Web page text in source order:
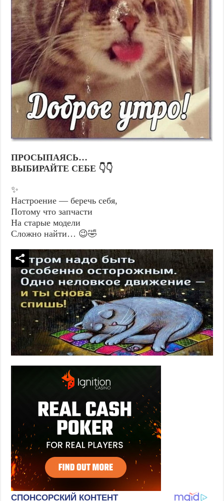
ПРОСЫПАЯСЬ…
ВЫБИРАЙТЕ СЕБЕ 👇👇
✨
Настроение — беречь себя,
Потому что запчасти
На старые модели
Сложно найти… 😉🤣